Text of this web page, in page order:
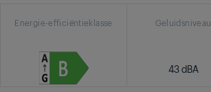
Energie-efficiëntieklasse Geluidsniveau
43 dBA